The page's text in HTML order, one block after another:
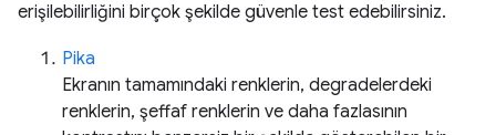
erişilebilirliğini birçok şekilde güvenle test edebilirsiniz.
Pika
Ekranın tamamındaki renklerin, degradelerdeki
renklerin, şeffaf renklerin ve daha fazlasının